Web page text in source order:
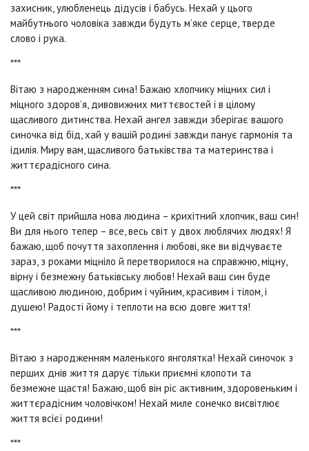
захисник, улюбленець дідусів і бабусь. Нехай у цього
майбутнього чоловіка завжди будуть м’яке серце, тверде
слово і рука.
***
Вітаю з народженням сина! Бажаю хлопчику міцних сил і
міцного здоров’я, дивовижних миттєвостей і в цілому
щасливого дитинства. Нехай ангел завжди зберігає вашого
синочка від бід, хай у вашій родині завжди панує гармонія та
ідилія. Миру вам, щасливого батьківства та материнства і
життєрадісного сина.
***
У цей світ прийшла нова людина – крихітний хлопчик, ваш син!
Ви для нього тепер – все, весь світ у двох люблячих людях! Я
бажаю, щоб почуття захоплення і любові, яке ви відчуваєте
зараз, з роками міцніло й перетворилося на справжню, міцну,
вірну і безмежну батьківську любов! Нехай ваш син буде
щасливою людиною, добрим і чуйним, красивим і тілом, і
душею! Радості йому і теплоти на всю довге життя!
***
Вітаю з народженням маленького янголятка! Нехай синочок з
перших днів життя дарує тільки приємні клопоти та
безмежне щастя! Бажаю, щоб він ріс активним, здоровеньким і
життєрадісним чоловічком! Нехай миле сонечко висвітлює
життя всієї родини!
***